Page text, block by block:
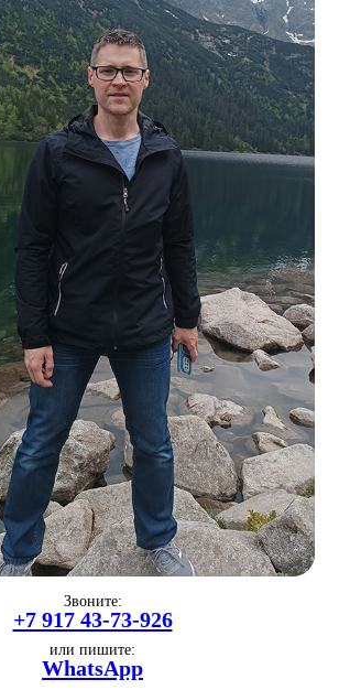
Звоните:
+7 917 43-73-926
или пишите:
WhatsApp